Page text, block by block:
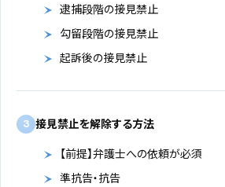
逮捕段階の接見禁止
勾留段階の接見禁止
起訴後の接見禁止
3 接見禁止を解除する方法
【前提】弁護士への依頼が必須
準抗告・抗告